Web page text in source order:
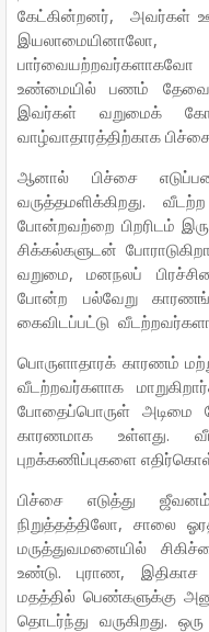
கேட்கின்றனர், அவர்கள்
இயலாமையினாலோ,
பார்வையற்றவர்களாகவோ
உண்மையில் பணம்
இவர்கள் வறுமைக்
வாழ்வாதாரத்திற்காக
ஆனால் பிச்சை
வருத்தமளிக்கிறது.
போன்றவற்றை பிறரிடம்
சிக்கல்களுடன்
வறுமை, மனநலப்
போன்ற பல்வேறு
கைவிடப்பட்டு
பொருளாதாரக் காரணம்
வீடற்றவர்களாக
போதைப்பொருள் அடிமை
காரணமாக உள்ளது.
புறக்கணிப்புகளை
பிச்சை எடுத்து
நிறுத்தத்திலோ, சாலை
மருத்துவமனையில்
உண்டு. புராண,
மதத்தில் பெண்களுக்கு
தொடர்ந்து வருகிறது. ஒரு